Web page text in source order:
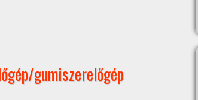
gumiszerelőgép